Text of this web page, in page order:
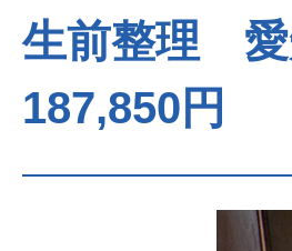
生前整理
187,850円